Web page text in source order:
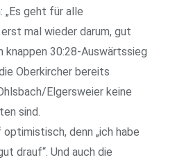
„Es geht für alle
mal wieder darum, gut
knappen 30:28-Auswärtssieg
Oberkircher bereits
Elgersweier keine
sind.
denn „ich habe
drauf“. Und auch die